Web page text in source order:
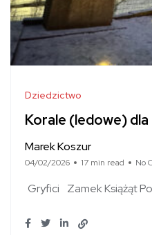
Dziedzictwo
Korale (ledowe) dla
Marek Koszur
04/02/2026 17 min read No
Gryfici Zamek Książąt